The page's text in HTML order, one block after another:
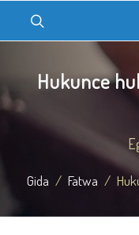
Hukunce
Gida Fatwa